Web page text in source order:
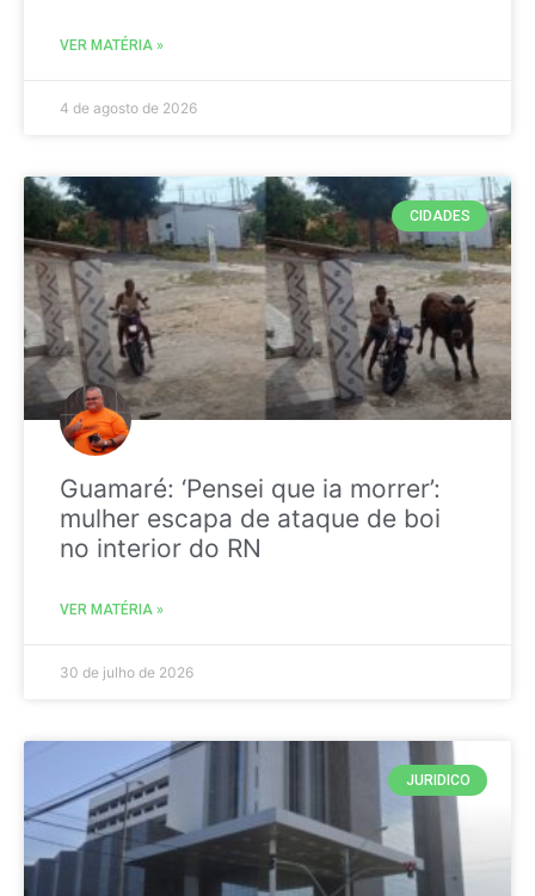
VER MATÉRIA »
4 de agosto de 2026
CIDADES
Guamaré: ‘Pensei que ia morrer’:
mulher escapa de ataque de boi
no interior do RN
VER MATÉRIA »
30 de julho de 2026
JURIDICO